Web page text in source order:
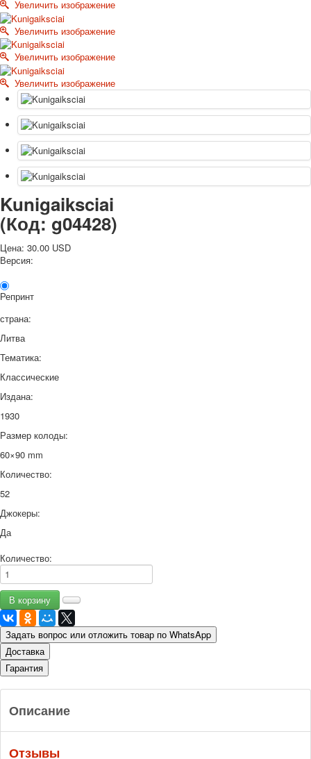
Октябрьская революция
С рождеством
Пасха
9 мая - день победы
Разные пожелания
1 сентября школа
Приглашение
Новости
Новости карточных колод
Новости открыток
О сайте
Ссылки
Наше видео
доставка
Избранное
Увеличить изображение
Увеличить изображение
Увеличить изображение
Увеличить изображение
Kunigaiksciai
(Код:g04428)
Цена: 30.00 USD
Версия:
Репринт
страна:
Литва
Тематика:
Классические
Издана:
1930
Размер колоды:
60×90 mm
Количество:
52
Джокеры:
Да
Количество:
Задать вопрос или отложить товар по WhatsApp
Доставка
Гарантия
Описание
Отзывы